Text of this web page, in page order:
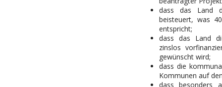
dass das Land
beisteuert, was
entspricht;
dass das Land
zinslos
gewünscht wird;
dass die
Kommunen auf
dass besonders